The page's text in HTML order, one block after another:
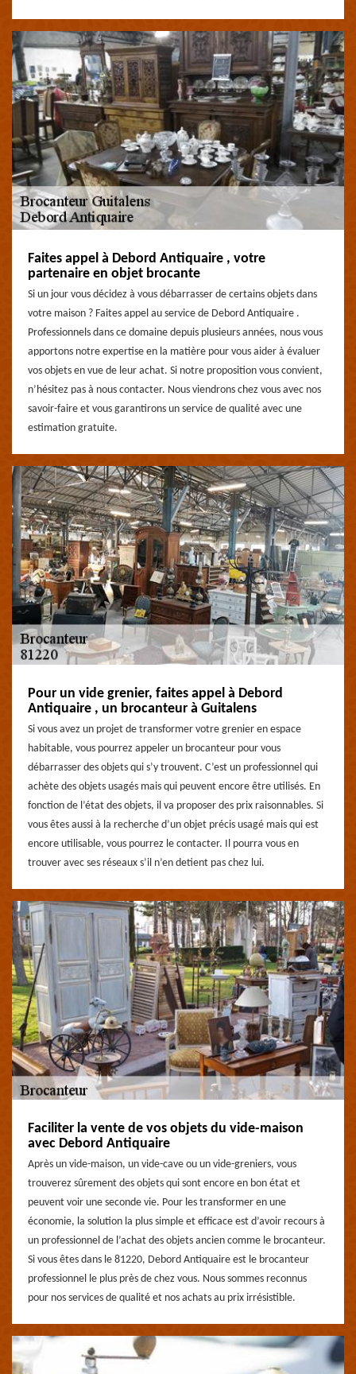
Faites appel à Debord Antiquaire , votre
partenaire en objet brocante
Si un jour vous décidez à vous débarrasser de certains objets dans
votre maison ? Faites appel au service de Debord Antiquaire .
Professionnels dans ce domaine depuis plusieurs années, nous vous
apportons notre expertise en la matière pour vous aider à évaluer
vos objets en vue de leur achat. Si notre proposition vous convient,
n’hésitez pas à nous contacter. Nous viendrons chez vous avec nos
savoir-faire et vous garantirons un service de qualité avec une
estimation gratuite.
Pour un vide grenier, faites appel à Debord
Antiquaire , un brocanteur à Guitalens
Si vous avez un projet de transformer votre grenier en espace
habitable, vous pourrez appeler un brocanteur pour vous
débarrasser des objets qui s’y trouvent. C’est un professionnel qui
achète des objets usagés mais qui peuvent encore être utilisés. En
fonction de l’état des objets, il va proposer des prix raisonnables. Si
vous êtes aussi à la recherche d’un objet précis usagé mais qui est
encore utilisable, vous pourrez le contacter. Il pourra vous en
trouver avec ses réseaux s’il n’en detient pas chez lui.
Faciliter la vente de vos objets du vide-maison
avec Debord Antiquaire
Après un vide-maison, un vide-cave ou un vide-greniers, vous
trouverez sûrement des objets qui sont encore en bon état et
peuvent voir une seconde vie. Pour les transformer en une
économie, la solution la plus simple et efficace est d’avoir recours à
un professionnel de l’achat des objets ancien comme le brocanteur.
Si vous êtes dans le 81220, Debord Antiquaire est le brocanteur
professionnel le plus près de chez vous. Nous sommes reconnus
pour nos services de qualité et nos achats au prix irrésistible.